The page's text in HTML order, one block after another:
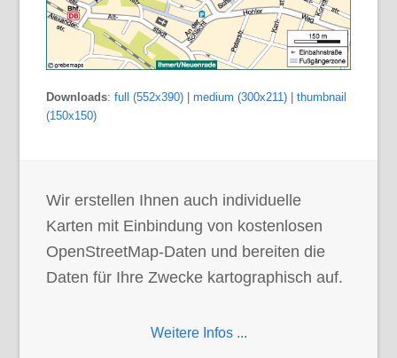
Downloads:full (552x390) |medium (300x211) |thumbnail
(150x150)
Wir erstellen Ihnen auch individuelle
Karten mit Einbindung von kostenlosen
OpenStreetMap-Daten und bereiten die
Daten für Ihre Zwecke kartographisch auf.
Weitere Infos ...